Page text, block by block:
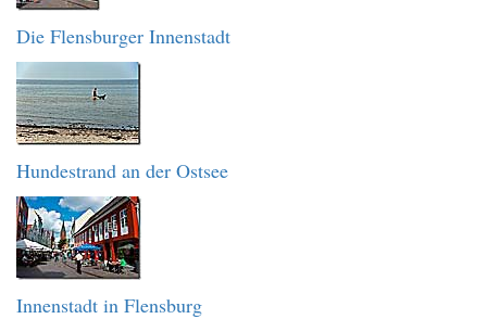
Die Flensburger Innenstadt
Hundestrand an der Ostsee
Innenstadt in Flensburg